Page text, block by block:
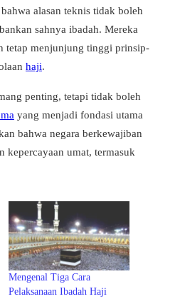
alasan teknis tidak boleh
sahnya ibadah. Mereka
tetap menjunjung tinggi prinsip-
haji.
penting, tetapi tidak boleh
yang menjadi fondasi utama
bahwa negara berkewajiban
kepercayaan umat, termasuk
Mengenal Tiga Cara
Pelaksanaan Ibadah Haji